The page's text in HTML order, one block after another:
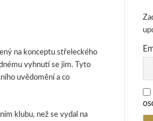
na konceptu střeleckého
vyhnutí se jim. Tyto
uvědomění a co
klubu, než se vydal na